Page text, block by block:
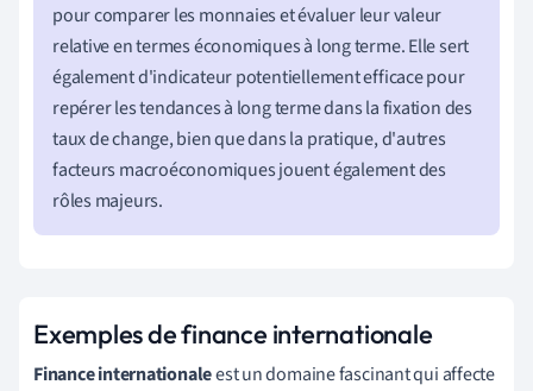
pour comparer les monnaies et évaluer leur valeur
relative en termes économiques à long terme. Elle sert
également d'indicateur potentiellement efficace pour
repérer les tendances à long terme dans la fixation des
taux de change, bien que dans la pratique, d'autres
facteurs macroéconomiques jouent également des
rôles majeurs.
Exemples de finance internationale
Finance internationaleest un domaine fascinant qui affecte